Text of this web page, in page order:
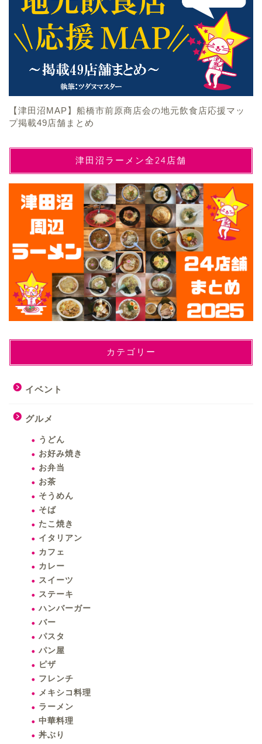
【津田沼MAP】船橋市前原商店会の地元飲食店応援マッ
プ掲載49店舗まとめ
津田沼ラーメン全24店舗
カテゴリー
イベント
グルメ
うどん
お好み焼き
お弁当
お茶
そうめん
そば
たこ焼き
イタリアン
カフェ
カレー
スイーツ
ステーキ
ハンバーガー
バー
パスタ
パン屋
ピザ
フレンチ
メキシコ料理
ラーメン
中華料理
丼ぶり